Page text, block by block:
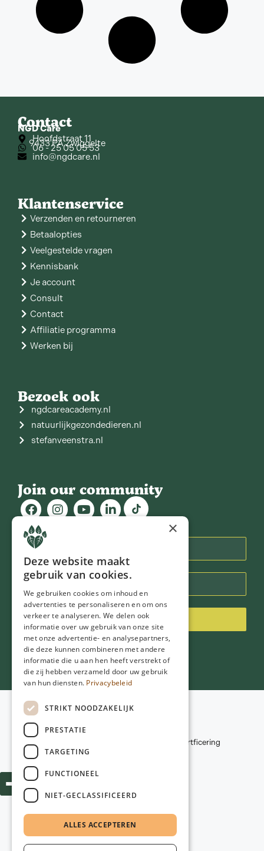
Contact
NGD Care
Hoofdstraat 11
9433 PA Zwiggelte
06 - 25 05 05 53
info@ngdcare.nl
Klantenservice
Verzenden en retourneren
Betaalopties
Veelgestelde vragen
Kennisbank
Je account
Consult
Contact
Affiliatie programma
Werken bij
Bezoek ook
ngdcareacademy.nl
natuurlijkgezondedieren.nl
stefanveenstra.nl
Join our community
Nieuwsbrief
Inschrijven
© 2026NGD Care
Kwaliteitscriteria en certficering
Webdesign:
×
Deze website maakt
gebruik van cookies.
We gebruiken cookies om inhoud en
advertenties te personaliseren en om ons
verkeer te analyseren. We delen ook
informatie over uw gebruik van onze site
met onze advertentie- en analysepartners,
die deze kunnen combineren met andere
informatie die u aan hen heeft verstrekt of
die zij hebben verzameld door uw gebruik
van hun diensten. Privacybeleid
STRIKT NOODZAKELIJK
PRESTATIE
TARGETING
FUNCTIONEEL
NIET-GECLASSIFICEERD
ALLES ACCEPTEREN